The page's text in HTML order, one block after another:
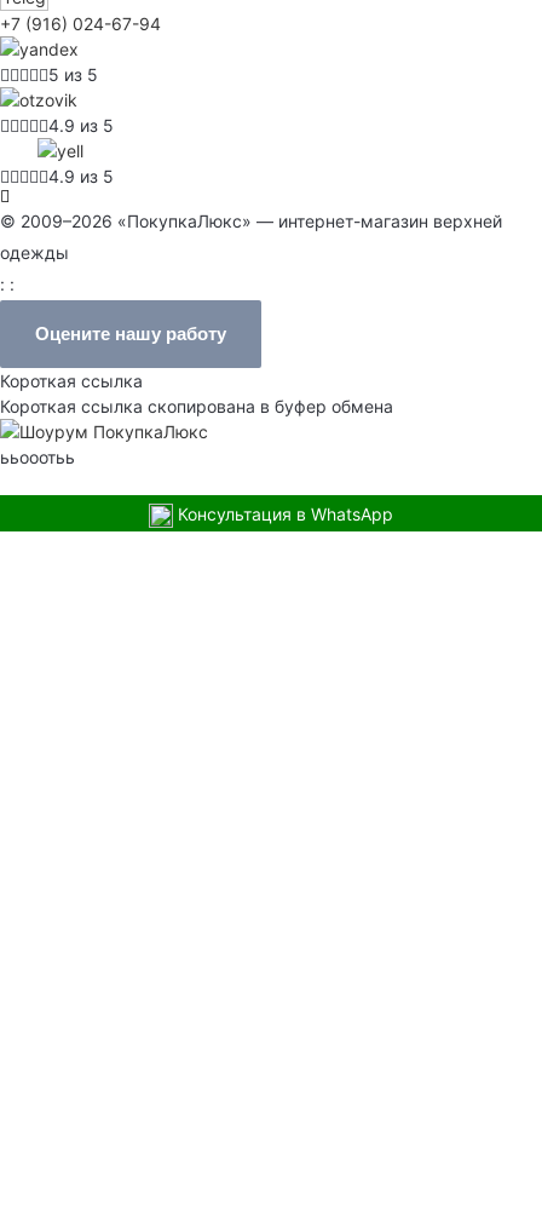
+7 (916) 024-67-94
5 из 5
4.9 из 5
4.9 из 5
© 2009–2026 «ПокупкаЛюкс» — интернет-магазин верхней
одежды
: :
Оцените нашу работу
Короткая ссылка
Короткая ссылка скопирована в буфер обмена
ььооотьь
Консультация в WhatsApp